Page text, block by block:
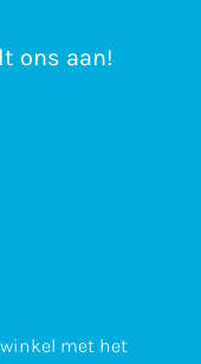
ons aan!
met het